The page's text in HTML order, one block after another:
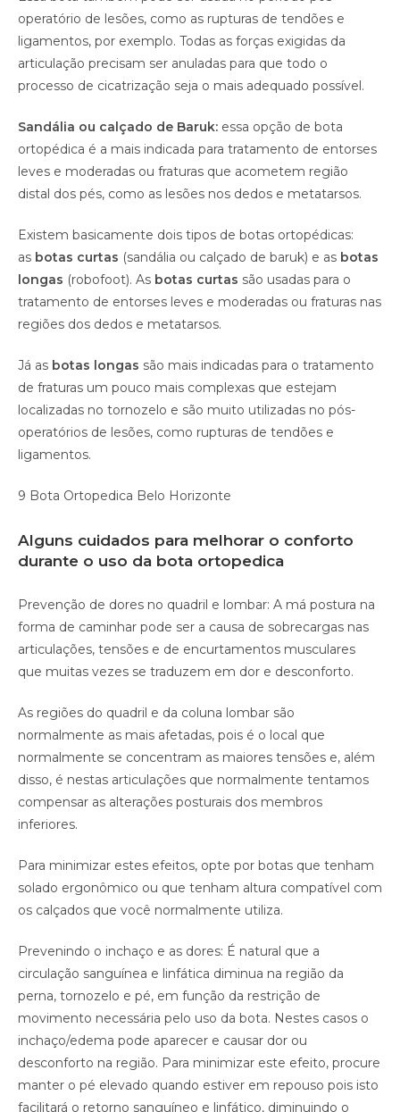
operatório de lesões, como as rupturas de tendões e
ligamentos, por exemplo. Todas as forças exigidas da
articulação precisam ser anuladas para que todo o
processo de cicatrização seja o mais adequado possível.
Sandália ou calçado de Baruk: essa opção de bota
ortopédica é a mais indicada para tratamento de entorses
leves e moderadas ou fraturas que acometem região
distal dos pés, como as lesões nos dedos e metatarsos.
Existem basicamente dois tipos de botas ortopédicas:
as botas curtas (sandália ou calçado de baruk) e as botas
longas (robofoot). As botas curtas são usadas para o
tratamento de entorses leves e moderadas ou fraturas nas
regiões dos dedos e metatarsos.
Já as botas longas são mais indicadas para o tratamento
de fraturas um pouco mais complexas que estejam
localizadas no tornozelo e são muito utilizadas no pós-
operatórios de lesões, como rupturas de tendões e
ligamentos.
9 Bota Ortopedica Belo Horizonte
Alguns cuidados para melhorar o conforto
durante o uso da bota ortopedica
Prevenção de dores no quadril e lombar: A má postura na
forma de caminhar pode ser a causa de sobrecargas nas
articulações, tensões e de encurtamentos musculares
que muitas vezes se traduzem em dor e desconforto.
As regiões do quadril e da coluna lombar são
normalmente as mais afetadas, pois é o local que
normalmente se concentram as maiores tensões e, além
disso, é nestas articulações que normalmente tentamos
compensar as alterações posturais dos membros
inferiores.
Para minimizar estes efeitos, opte por botas que tenham
solado ergonômico ou que tenham altura compatível com
os calçados que você normalmente utiliza.
Prevenindo o inchaço e as dores: É natural que a
circulação sanguínea e linfática diminua na região da
perna, tornozelo e pé, em função da restrição de
movimento necessária pelo uso da bota. Nestes casos o
inchaço/edema pode aparecer e causar dor ou
desconforto na região. Para minimizar este efeito, procure
manter o pé elevado quando estiver em repouso pois isto
facilitará o retorno sanguíneo e linfático, diminuindo o